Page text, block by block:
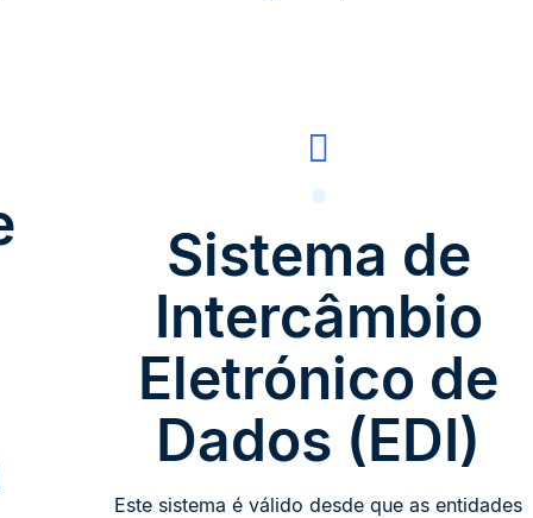
Sistema de
Intercâmbio
Eletrónico de
Dados (EDI)
Este sistema é válido desde que as entidades